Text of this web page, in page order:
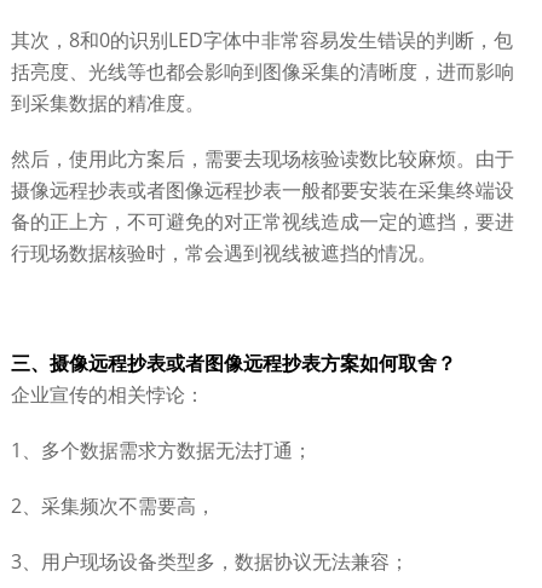
其次，8和0的识别LED字体中非常容易发生错误的判断，包
括亮度、光线等也都会影响到图像采集的清晰度，进而影响
到采集数据的精准度。
然后，使用此方案后，需要去现场核验读数比较麻烦。由于
摄像远程抄表或者图像远程抄表一般都要安装在采集终端设
备的正上方，不可避免的对正常视线造成一定的遮挡，要进
行现场数据核验时，常会遇到视线被遮挡的情况。
三、摄像远程抄表或者图像远程抄表方案如何取舍？
企业宣传的相关悖论：
1、多个数据需求方数据无法打通；
2、采集频次不需要高，
3、用户现场设备类型多，数据协议无法兼容；